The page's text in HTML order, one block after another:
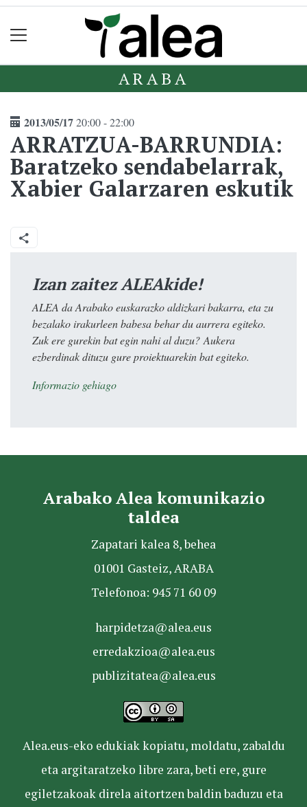
ARABA
2013/05/1720:00 - 22:00
ARRATZUA-BARRUNDIA:
Baratzeko sendabelarrak,
Xabier Galarzaren eskutik
Izan zaitez ALEAkide!
ALEA da Arabako euskarazko aldizkari bakarra, eta zu
bezalako irakurleen babesa behar du aurrera egiteko.
Zuk ere gurekin bat egin nahi al duzu? Aukera
ezberdinak dituzu gure proiektuarekin bat egiteko.
Informazio gehiago
Arabako Alea komunikazio
taldea
Zapatari kalea 8, behea
01001 Gasteiz, ARABA
Telefonoa: 945 71 60 09
harpidetza@alea.eus
erredakzioa@alea.eus
publizitatea@alea.eus
Alea.eus-eko edukiak kopiatu, moldatu, zabaldu
eta argitaratzeko libre zara, beti ere, gure
egiletzakoak direla aitortzen baldin baduzu eta